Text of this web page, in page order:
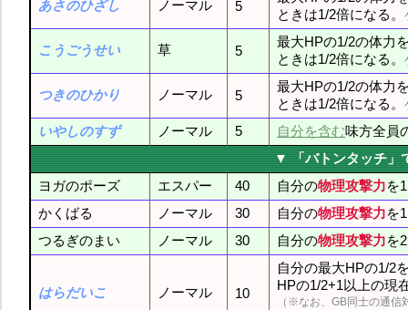
あさのひざし ノーマル 5
ときは1/2倍になる。
こうごうせい 草 5
最大HPの1/2の体力
ときは1/2倍になる。
つきのひかり ノーマル 5
最大HPの1/2の体力
ときは1/2倍になる。
いやしのすず ノーマル 5 自分を含む味方全員
▼ 「バトンタッチ」
ヨガのポーズ
エスパー 40 自分の物理攻撃力を
かくばる
ノーマル 30 自分の物理攻撃力を
つるぎのまい
ノーマル 30 自分の物理攻撃力を
はらだいこ ノーマル 10
自分の最大HPの1/2
HPの1/2+1以上の現
（※なお、GB同士の通信